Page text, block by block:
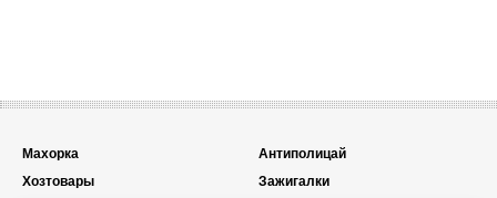
Махорка
Антиполицай
Хозтовары
Зажигалки